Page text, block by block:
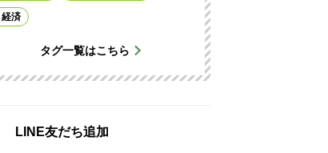
経済
タグ一覧はこちら
LINE友だち追加